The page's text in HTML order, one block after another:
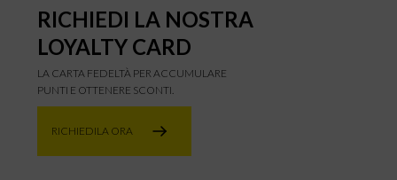
RICHIEDI LA NOSTRA
LOYALTY CARD
LA CARTA FEDELTÀ PER ACCUMULARE
PUNTI E OTTENERE SCONTI.
RICHIEDILA ORA